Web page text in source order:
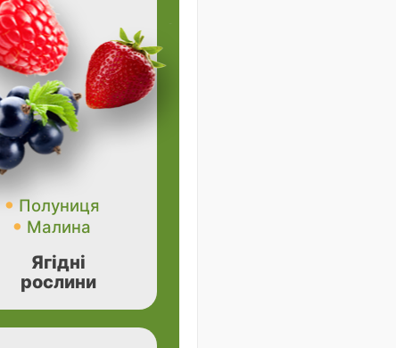
Полуниця
Малина
Ягідні
рослини